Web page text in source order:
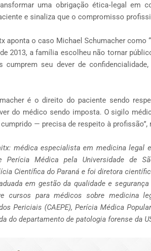
uma obrigação ética‑legal em
e sinaliza que o compromisso
aponta o caso Michael Schumacher como
2013, a família escolheu não tornar
cumprem seu dever de
é o direito do paciente sendo
do médico sendo imposta. O sigilo
— precisa de respeito à profissão”,
médica especialista em medicina legal
Perícia Médica pela Universidade de
Científica do Paraná e foi diretora
em gestão da qualidade e
cursos para médicos sobre medicina
Periciais (CAEPE), Perícia Médica
do departamento de patologia forense da